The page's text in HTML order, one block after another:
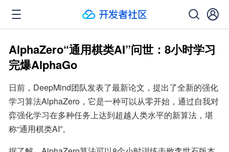
AlphaZero“通用棋类AI”问世：8小时学习
完爆AlphaGo
日前，DeepMind团队发表了最新论文，提出了全新的强化
学习算法AlphaZero，它是一种可以从零开始，通过自我对
弈强化学习在多种任务上达到超越人类水平的新算法，堪
称“通用棋类AI”。